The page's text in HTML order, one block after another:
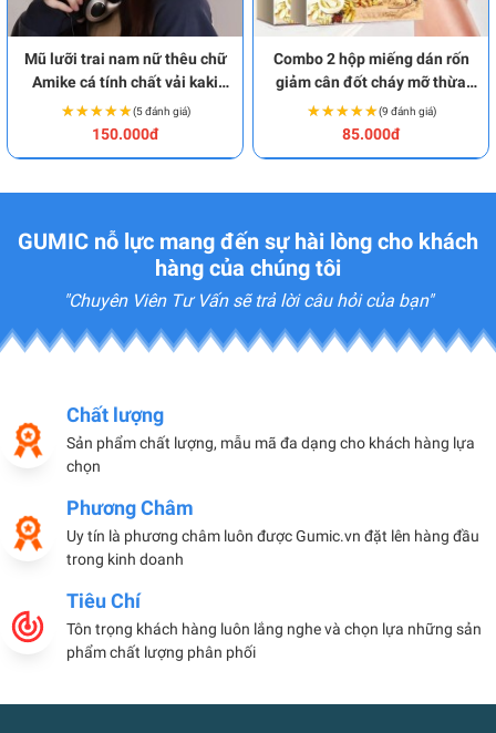
Mũ lưỡi trai nam nữ thêu chữ
Amike cá tính chất vải kaki
thoáng mát BA1560
★★★★★
★★★★★(5 đánh giá)
150.000đ
Combo 2 hộp miếng dán rốn
giảm cân đốt cháy mỡ thừa
hiệu quả BA1562
★★★★★
★★★★★(9 đánh giá)
85.000đ
GUMIC nỗ lực mang đến sự hài lòng cho khách
hàng của chúng tôi
"Chuyên Viên Tư Vấn sẽ trả lời câu hỏi của bạn"
Chất lượng
Sản phẩm chất lượng, mẫu mã đa dạng cho khách hàng lựa
chọn
Phương Châm
Uy tín là phương châm luôn được Gumic.vn đặt lên hàng đầu
trong kinh doanh
Tiêu Chí
Tôn trọng khách hàng luôn lắng nghe và chọn lựa những sản
phẩm chất lượng phân phối